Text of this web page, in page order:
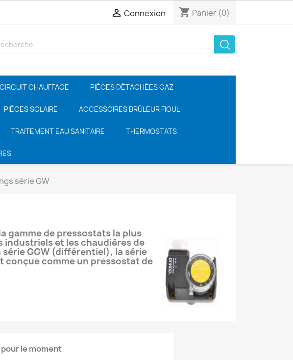
 Connexion shopping_cart Panier (0)
CHAUFFAGE PIÈCES DÉTACHÉES GAZ
PIÈCES SOLAIRE ACCESSOIRES BRÛLEUR FIOUL
TRAITEMENT EAU SANITAIRE THERMOSTATS
série GW
gamme de pressostats la plus
industriels et les chaudières de
GGW (différentiel), la série
conçue comme un pressostat de
le moment